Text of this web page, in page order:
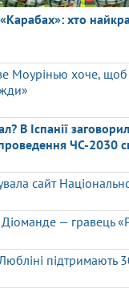
хто
Моурінью хоче,
В Іспанії
ЧС-2030
сайт
— гравець
підтримають